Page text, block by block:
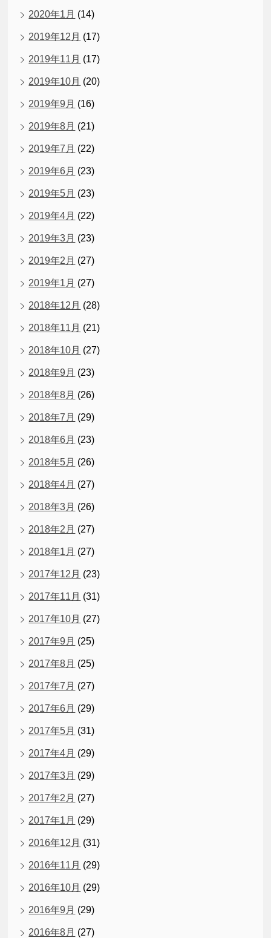
2020年1月 (14)
2019年12月 (17)
2019年11月 (17)
2019年10月 (20)
2019年9月 (16)
2019年8月 (21)
2019年7月 (22)
2019年6月 (23)
2019年5月 (23)
2019年4月 (22)
2019年3月 (23)
2019年2月 (27)
2019年1月 (27)
2018年12月 (28)
2018年11月 (21)
2018年10月 (27)
2018年9月 (23)
2018年8月 (26)
2018年7月 (29)
2018年6月 (23)
2018年5月 (26)
2018年4月 (27)
2018年3月 (26)
2018年2月 (27)
2018年1月 (27)
2017年12月 (23)
2017年11月 (31)
2017年10月 (27)
2017年9月 (25)
2017年8月 (25)
2017年7月 (27)
2017年6月 (29)
2017年5月 (31)
2017年4月 (29)
2017年3月 (29)
2017年2月 (27)
2017年1月 (29)
2016年12月 (31)
2016年11月 (29)
2016年10月 (29)
2016年9月 (29)
2016年8月 (27)